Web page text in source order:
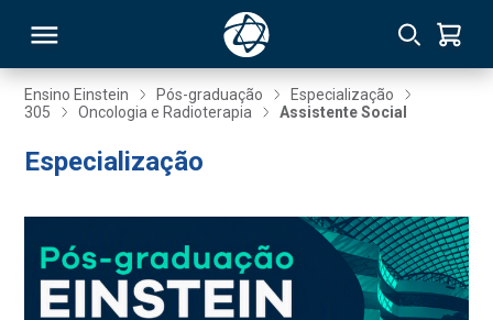
Ensino Einstein Pós-graduação
Especialização
305
Oncologia e Radioterapia Assistente Social
Especialização